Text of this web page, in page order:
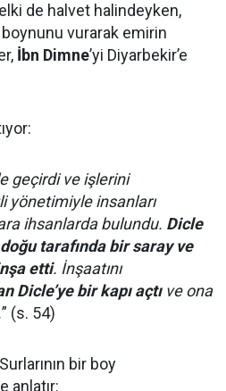
de halvet halindeyken,
boynunu vurarak emirin
İbn Dimne’yi Diyarbekir’e
geçirdi ve işlerini
yönetimiyle insanları
ihsanlarda bulundu. Dicle
tarafında bir saray ve
etti. İnşaatını
Dicle’ye bir kapı açtıve ona
” (s. 54)
bir boy
anlatır: